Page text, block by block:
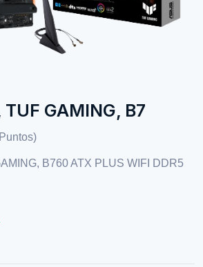
TUF GAMING, B7
B760 ATX PLUS WIFI DDR5